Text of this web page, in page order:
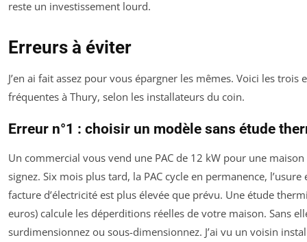
reste un investissement lourd.
Erreurs à éviter
J’en ai fait assez pour vous épargner les mêmes. Voici les trois
fréquentes à Thury, selon les installateurs du coin.
Erreur n°1 : choisir un modèle sans étude
Un commercial vous vend une PAC de 12 kW pour une maison
signez. Six mois plus tard, la PAC cycle en permanence, l’usure
facture d’électricité est plus élevée que prévu. Une étude
euros) calcule les déperditions réelles de votre maison. Sans
surdimensionnez ou sous-dimensionnez. J’ai vu un voisin